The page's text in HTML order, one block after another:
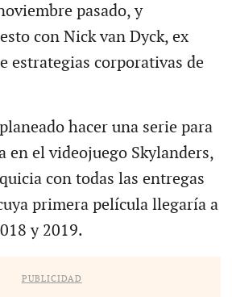
pasado, y
con Nick van Dyck, ex
estrategias corporativas de
hacer una serie para
en el videojuego Skylanders,
con todas las entregas
primera película llegaría a
y 2019.
PUBLICIDAD